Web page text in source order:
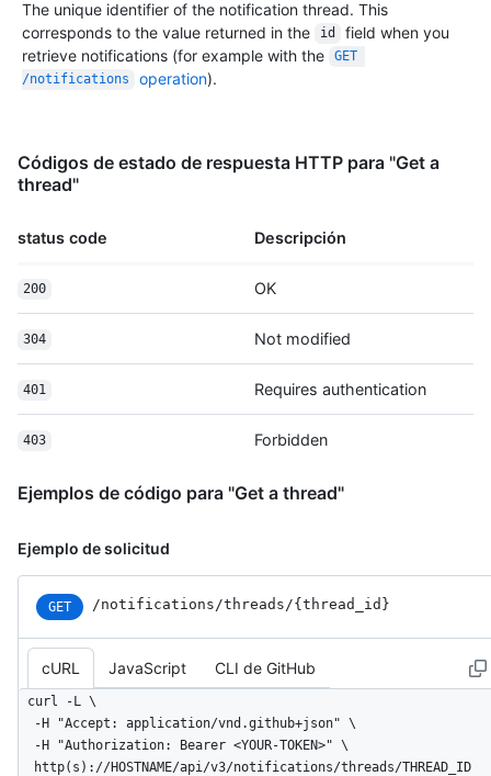
    "reason": "subscribed",
    "unread": true,
    "updated_at": "2014-11-07T22:01:45Z",
    "subscription_url":
"https://HOSTNAME/notifications/threads/1/subscription"
The unique identifier of the notification thread. This
corresponds to the value returned in the
id
field when you
retrieve notifications (for example with the
GET
/notifications
operation).
Códigos de estado de respuesta HTTP para "Get a
thread"
status code Descripción
200 OK
304 Not modified
401 Requires authentication
403 Forbidden
Ejemplos de código para "Get a thread"
Ejemplo de solicitud
GET /notifications /threads /{thread_ id}
cURL JavaScript CLI de GitHub
curl -L \
  http(s)://HOSTNAME/api/v3/notifications/threads/THREAD_ID